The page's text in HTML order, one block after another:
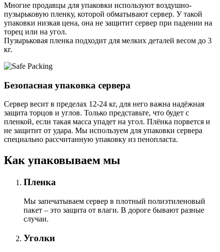
Многие продавцы для упаковки используют воздушно-
пузырьковую пленку, которой обматывают сервер. У такой
упаковки низкая цена, она не защитит сервер при падении на
торец или на угол.
Пузырьковая пленка подходит для мелких деталей весом до 3
кг.
Безопасная упаковка сервера
Сервер весит в пределах 12-24 кг, для него важна надёжная
защита торцов и углов. Только представьте, что будет с
пленкой, если такая масса упадет на угол. Плёнка порвется и
не защитит от удара. Мы используем для упаковки сервера
специально расcчитанную упаковку из пенопласта.
Как упаковываем мы
Пленка
Мы запечатываем сервер в плотный полиэтиленовый
пакет – это защита от влаги. В дороге бывают разные
случаи.
Уголки